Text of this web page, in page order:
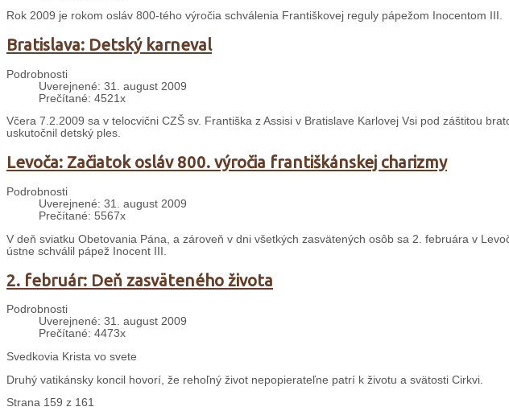
Rok 2009 je rokom osláv 800-tého výročia schválenia Františkovej reguly pápežom Inocentom III.
Bratislava: Detský karneval
Podrobnosti
Uverejnené: 31. august 2009
Prečítané: 4521x
Včera 7.2.2009 sa v telocvični CZŠ sv. Františka z Assisi v Bratislave Karlovej Vsi pod záštitou
uskutočnil detský ples.
Levoča: Začiatok osláv 800. výročia františkánskej charizmy
Podrobnosti
Uverejnené: 31. august 2009
Prečítané: 5567x
V deň sviatku Obetovania Pána, a zároveň v dni všetkých zasvätených osôb sa 2. februára v
ústne schválil pápež Inocent III.
2. február: Deň zasväteného života
Podrobnosti
Uverejnené: 31. august 2009
Prečítané: 4473x
Svedkovia Krista vo svete
Druhý vatikánsky koncil hovorí, že rehoľný život nepopierateľne patrí k životu a svätosti Cirkvi.
Strana 159 z 161